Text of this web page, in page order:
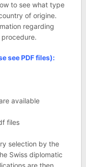
to see what type
of origine.
regarding
see PDF files):
available
files
selection by the
Swiss diplomatic
are then